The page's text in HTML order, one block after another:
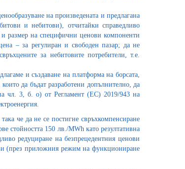
на произведената и предлагана
и небитови), отчитайки справедливо
размер на специфични ценови компоненти
– за регулиран и свободен пазар; да не
за небитовите потребители, т.е.
и създаване на платформа на борсата,
да бъдат разработени допълнително, да
чл. 3, б. о) от Регламент (ЕС) 2019/943 на
че да не се постигне свръхкомпенсиране
стойността 150 лв./MWh като резултативна
редуциране на безпрецедентния ценови
(през приложния режим на функциониране